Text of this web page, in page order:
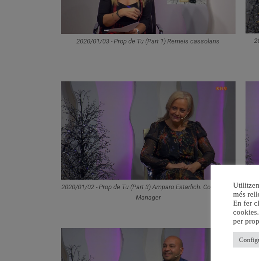
2020/01/03 - Prop de Tu (Part 1) Remeis cassolans
2020/01/02 - Prop de Tu (Part 3) Amparo Estarlich. Community
Manager
més
En fer
per